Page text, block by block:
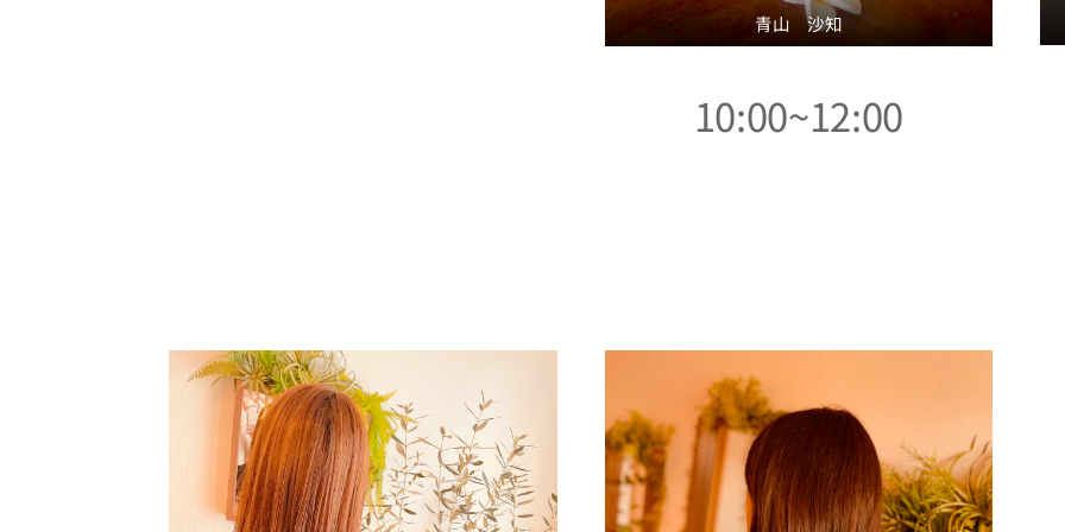
青山 沙知
10:00~12:00